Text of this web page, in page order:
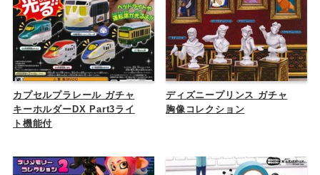
カプセルプラレール ガチャ
キーホルダーDX Part3ライ
ト機能付
ディズニープリンス ガチャ
胸像コレクション